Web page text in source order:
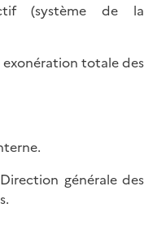
(système de la
totale des
générale des